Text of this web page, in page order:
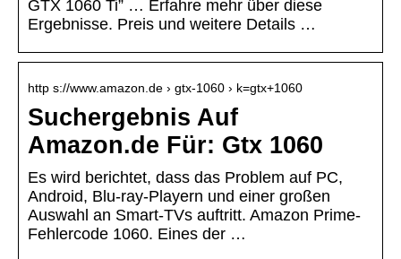
GTX 1060 Ti” … Erfahre mehr über diese
Ergebnisse. Preis und weitere Details …
http s://www.amazon.de › gtx-1060 › k=gtx+1060
Suchergebnis Auf
Amazon.de Für: Gtx 1060
Es wird berichtet, dass das Problem auf PC,
Android, Blu-ray-Playern und einer großen
Auswahl an Smart-TVs auftritt. Amazon Prime-
Fehlercode 1060. Eines der …